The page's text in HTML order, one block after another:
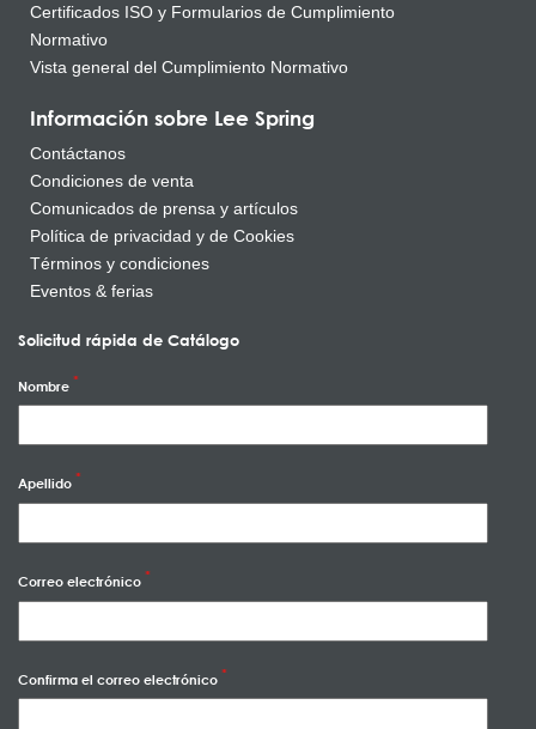
Certificados ISO y Formularios de Cumplimiento
Normativo
Vista general del Cumplimiento Normativo
Información sobre Lee Spring
Contáctanos
Condiciones de venta
Comunicados de prensa y artículos
Política de privacidad y de Cookies
Términos y condiciones
Eventos & ferias
Solicitud rápida de Catálogo
Nombre
Apellido
Correo electrónico
Confirma el correo electrónico